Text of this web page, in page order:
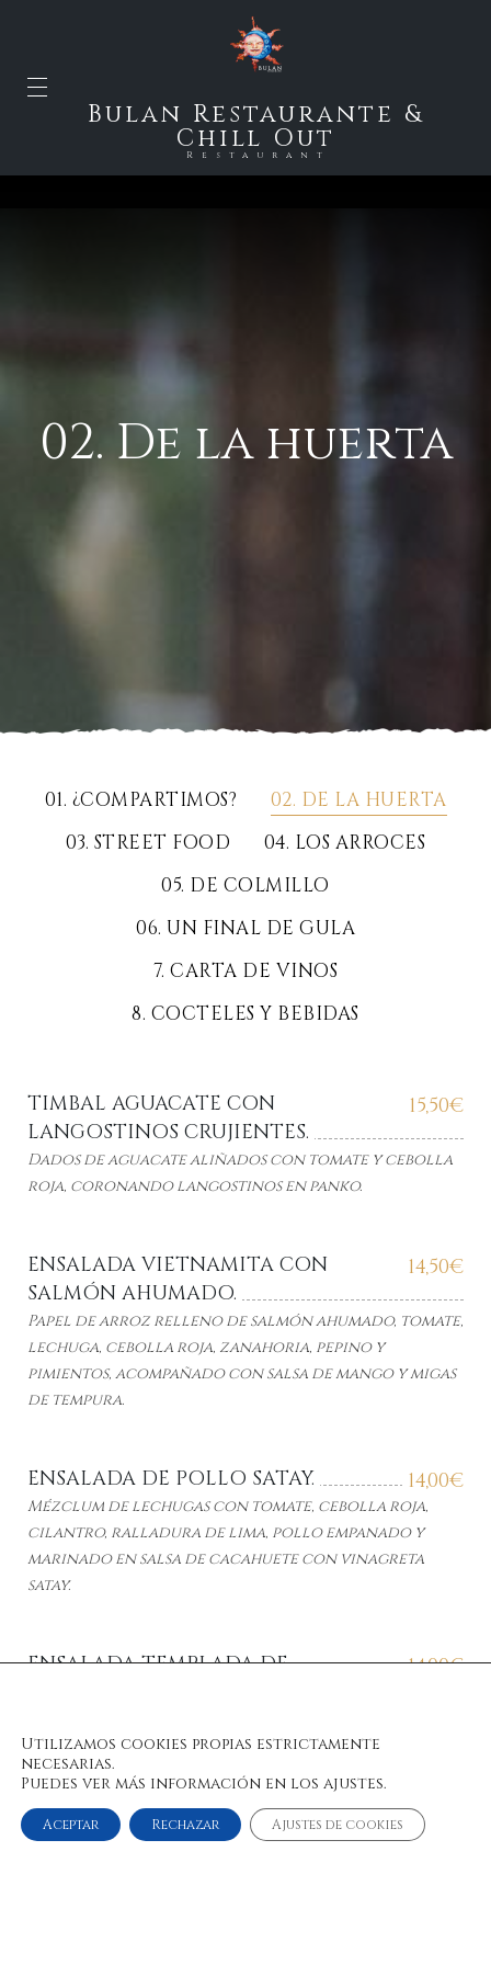
Bulan Restaurante &
Chill Out
Restaurant
02. De la huerta
01. ¿COMPARTIMOS?
02. DE LA HUERTA
03. STREET FOOD
04. LOS ARROCES
05. DE COLMILLO
06. UN FINAL DE GULA
7. CARTA DE VINOS
8. COCTELES Y BEBIDAS
15,50€
TIMBAL AGUACATE CON
LANGOSTINOS CRUJIENTES.
Dados de aguacate aliñados con tomate y cebolla
roja, coronando langostinos en panko.
14,50€
ENSALADA VIETNAMITA CON
SALMÓN AHUMADO.
Papel de arroz relleno de salmón ahumado, tomate,
lechuga, cebolla roja, zanahoria, pepino y
pimientos, acompañado con salsa de mango y migas
de tempura.
14,00€
ENSALADA DE POLLO SATAY.
Mézclum de lechugas con tomate, cebolla roja,
cilantro, ralladura de lima, pollo empanado y
marinado en salsa de cacahuete con vinagreta
satay.
14,00€
ENSALADA TEMPLADA DE
aguacate y salsa dinamita.
Utilizamos cookies propias estrictamente
necesarias.
Puedes ver más información en los ajustes.
Aceptar Rechazar Ajustes de cookies